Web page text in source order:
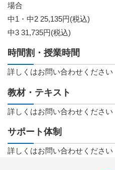
場合
中1・中2 25,135円(税込)
中3 31,735円(税込)
時間割・授業時間
詳しくはお問い合わせください
教材・テキスト
詳しくはお問い合わせください
サポート体制
詳しくはお問い合わせください